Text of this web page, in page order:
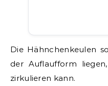
Die Hähnchenkeulen
der Auflaufform
zirkulieren kann.